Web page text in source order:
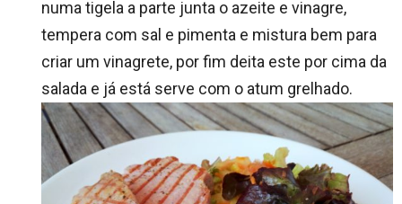
numa tigela a parte junta o azeite e vinagre,
tempera com sal e pimenta e mistura bem para
criar um vinagrete, por fim deita este por cima da
salada e já está serve com o atum grelhado.